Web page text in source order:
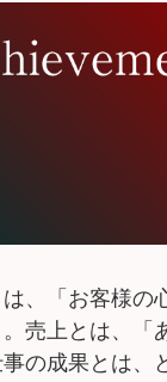
、「お客様の
売上とは、「
の成果とは、